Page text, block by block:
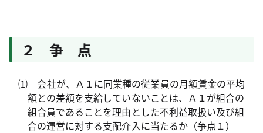
２ 争 点
⑴ 会社が、Ａ１に同業種の従業員の月額賃金の平均
額との差額を支給していないことは、Ａ１が組合の
組合員であることを理由とした不利益取扱い及び組
合の運営に対する支配介入に当たるか（争点１）